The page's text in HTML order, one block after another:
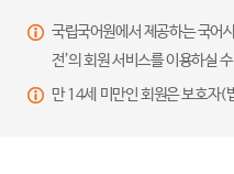
국립국어원에서 제공하는 국어
전’의 회원 서비스를 이용하실
만 14세 미만인 회원은 보호자(